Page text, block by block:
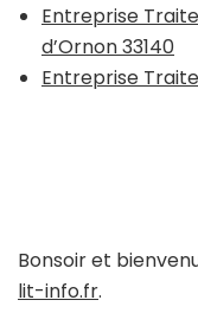
Entreprise
d’Ornon 33140
Entreprise
Bonsoir et
lit-info.fr.